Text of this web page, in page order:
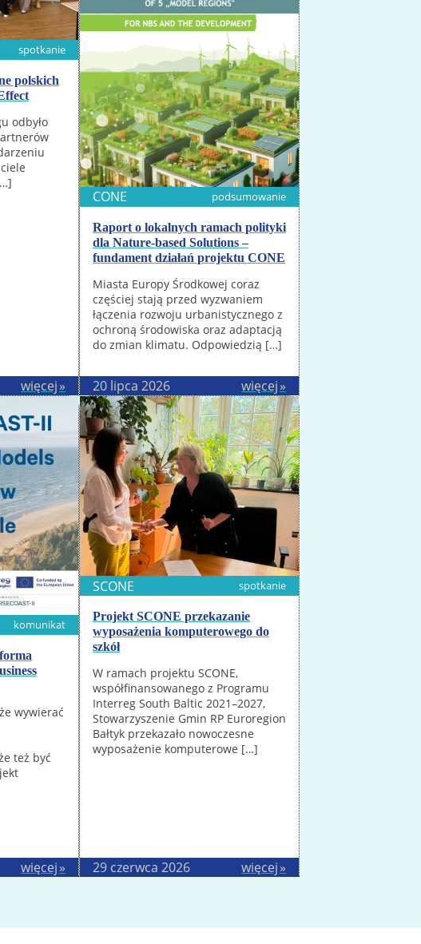
spotkanie
polskich
odbyło
więcej
CONE podsumowanie
Raport o lokalnych ramach polityki
dla Nature-based Solutions –
fundament działań projektu CONE
Miasta Europy Środkowej coraz
częściej stają przed wyzwaniem
łączenia rozwoju urbanistycznego z
ochroną środowiska oraz adaptacją
do zmian klimatu. Odpowiedzią […]
20 lipca 2026 więcej
komunikat
wywierać
też być
więcej
SCONE spotkanie
Projekt SCONE przekazanie
wyposażenia komputerowego do
szkół
W ramach projektu SCONE,
współfinansowanego z Programu
Interreg South Baltic 2021–2027,
Stowarzyszenie Gmin RP Euroregion
Bałtyk przekazało nowoczesne
wyposażenie komputerowe […]
29 czerwca 2026 więcej